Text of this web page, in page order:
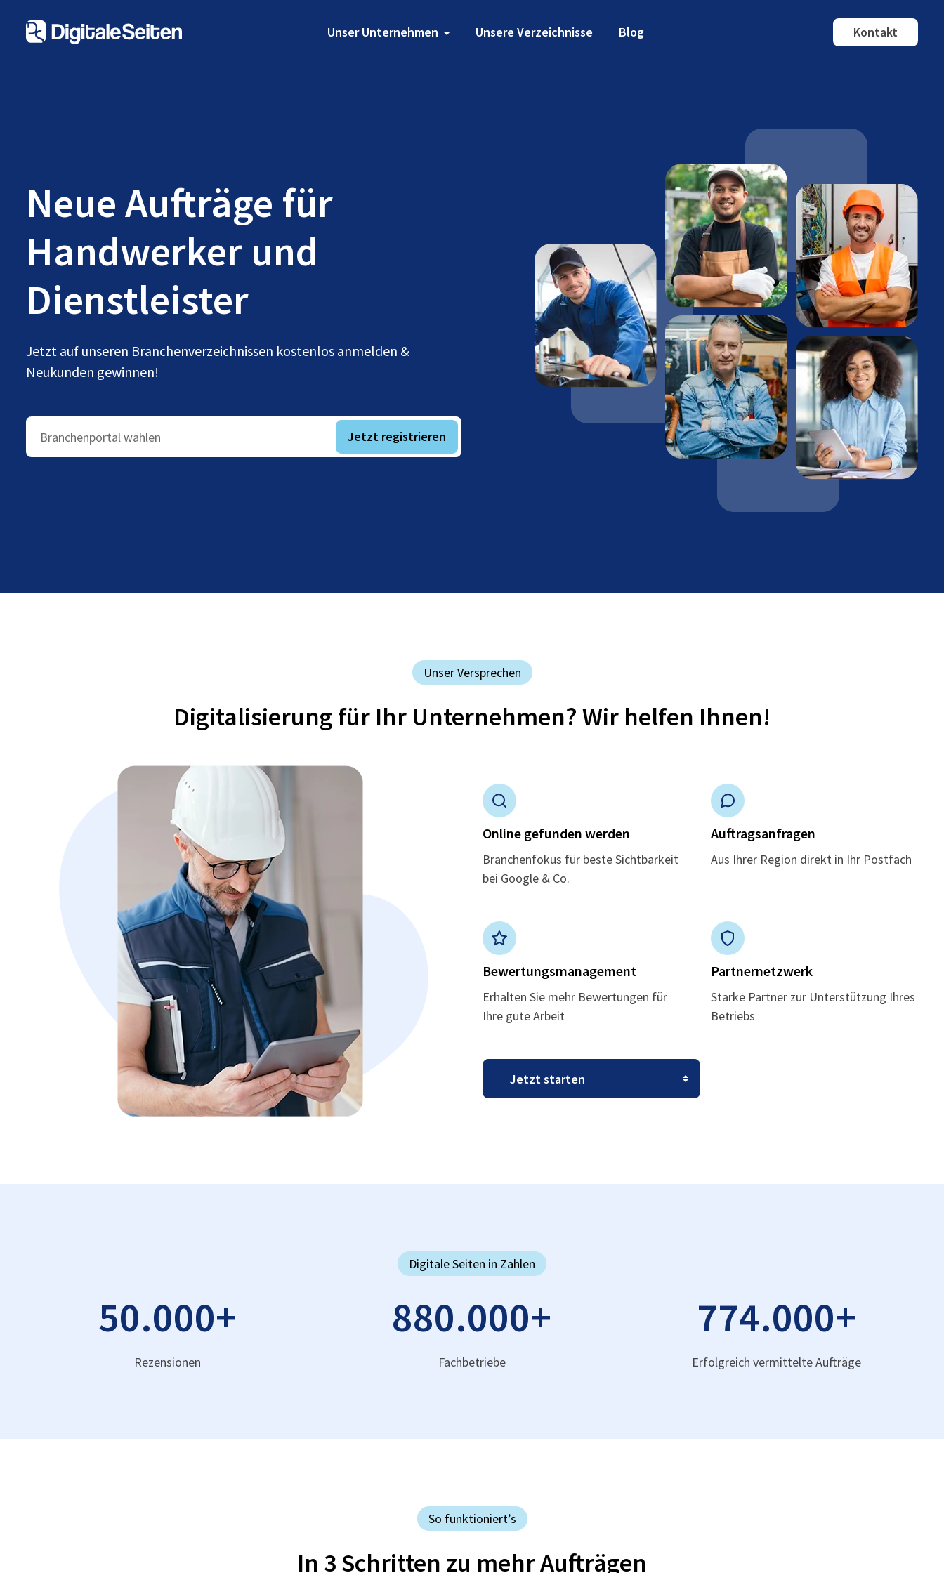
Unser Unternehmen Unsere Verzeichnisse Blog Kontakt
Neue Aufträge für
Handwerker und
Dienstleister
Jetzt auf unseren Branchenverzeichnissen kostenlos anmelden &
Neukunden gewinnen!
Branchenportal wählen Jetzt registrieren
Unser Versprechen
Digitalisierung für Ihr Unternehmen? Wir helfen Ihnen!
Online gefunden werden
Branchenfokus für beste Sichtbarkeit
bei Google & Co.
Auftragsanfragen
Aus Ihrer Region direkt in Ihr Postfach
Bewertungsmanagement
Erhalten Sie mehr Bewertungen für
Ihre gute Arbeit
Partnernetzwerk
Starke Partner zur Unterstützung Ihres
Betriebs
Digitale Seiten in Zahlen
50.000+
Rezensionen
880.000+
Fachbetriebe
774.000+
Erfolgreich vermittelte Aufträge
So funktioniert’s
In 3 Schritten zu mehr Aufträgen